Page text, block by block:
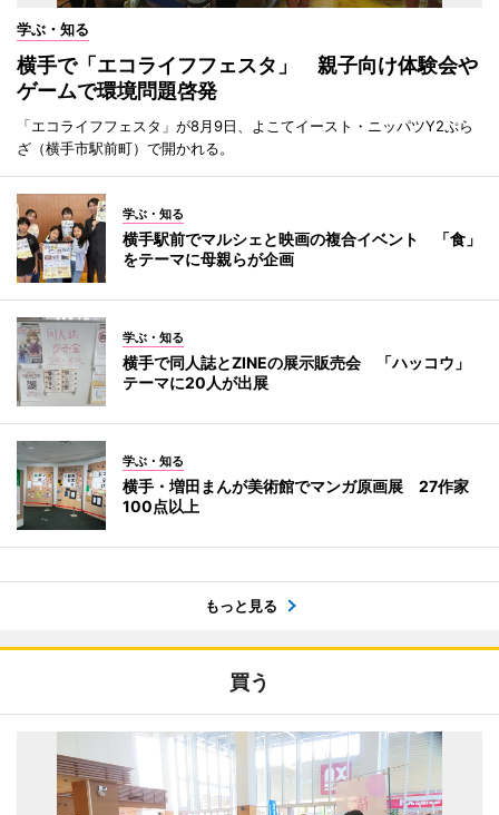
学ぶ・知る
横手で「エコライフフェスタ」 親子向け体験会や
ゲームで環境問題啓発
「エコライフフェスタ」が8月9日、よこてイースト・ニッパツY2ぷら
ざ（横手市駅前町）で開かれる。
学ぶ・知る
横手駅前でマルシェと映画の複合イベント 「食」
をテーマに母親らが企画
学ぶ・知る
横手で同人誌とZINEの展示販売会 「ハッコウ」
テーマに20人が出展
学ぶ・知る
横手・増田まんが美術館でマンガ原画展 27作家
100点以上
もっと見る
買う